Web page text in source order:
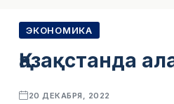
ЭКОНОМИКА
Қазақстанда
20 ДЕКАБРЯ, 2022